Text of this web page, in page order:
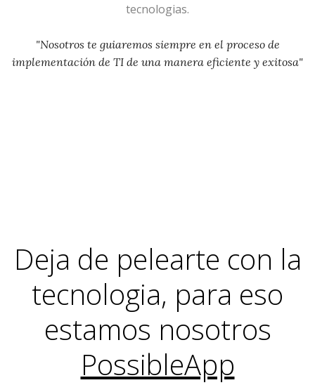
tecnologias.
"Nosotros te guiaremos siempre en el proceso de
implementación de TI de una manera eficiente y exitosa"
Deja de pelearte con la
tecnologia, para eso
estamos nosotros
PossibleApp